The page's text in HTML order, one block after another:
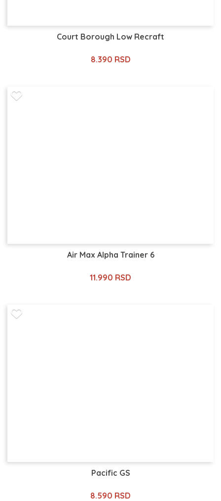
Court Borough Low Recraft
8.390 RSD
Air Max Alpha Trainer 6
11.990 RSD
Pacific GS
8.590 RSD